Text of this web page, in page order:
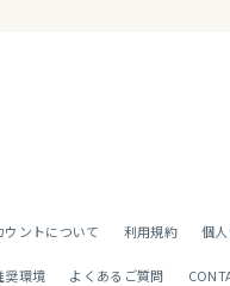
ウントについて 利用規約 個
奨環境 よくあるご質問